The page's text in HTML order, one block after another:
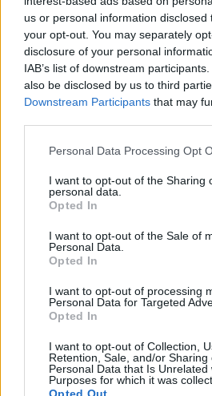
us or personal information
your opt-out. You may separately
disclosure of your personal
IAB’s list of downstream
also be disclosed by us to third
Downstream Participants that may
Personal Data Processing Opt
I want to opt-out of the Sharing
personal data.
Opted In
I want to opt-out of the Sale of
Personal Data.
Opted In
I want to opt-out of processing
Personal Data for Targeted
Opted In
I want to opt-out of Collection,
Retention, Sale, and/or Sharing
Personal Data that Is Unrelated
Purposes for which it was
Creaciones Venus
Alcorcón (Madrid)